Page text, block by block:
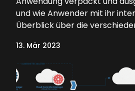
und wie Anwender mit ihr
Überblick über die
13. Mär 2023